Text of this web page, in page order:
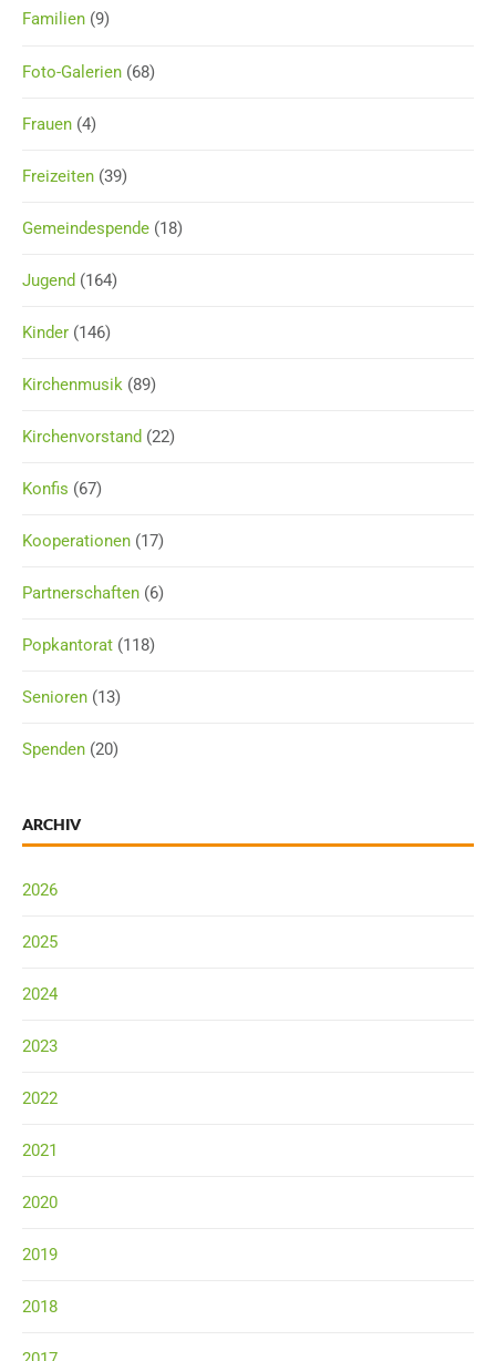
Familien (9)
Foto-Galerien (68)
Frauen (4)
Freizeiten (39)
Gemeindespende (18)
Jugend (164)
Kinder (146)
Kirchenmusik (89)
Kirchenvorstand (22)
Konfis (67)
Kooperationen (17)
Partnerschaften (6)
Popkantorat (118)
Senioren (13)
Spenden (20)
ARCHIV
2026
2025
2024
2023
2022
2021
2020
2019
2018